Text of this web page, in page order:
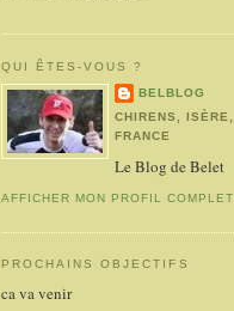
QUI ÊTES-VOUS ?
BELBLOG
CHIRENS, ISÈRE,
FRANCE
Le Blog de Belet
AFFICHER MON PROFIL COMPLET
PROCHAINS OBJECTIFS
ca va venir